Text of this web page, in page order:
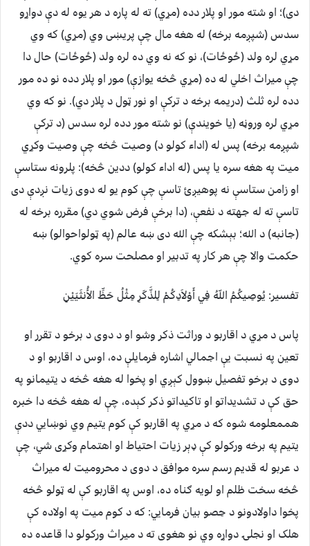
دى)؛ او شته مور او پلار دده (مړي) ته له پاره د هر يوه له دې دواړو
سدس (شپږمه برخه) له هغه مال چې پريښى وي (مړي) که وي
مړي لره ولد (ځوځات)، نو که نه وي ده لره ولد (ځوځات) حال دا
چې ميراث اخلي له ده (مړي څخه يوازې) مور او پلار دده نو ده مور
دده لره ثلث (دريمه برخه د ترکې او نور ټول د پلار دي). نو که وي
مړي لره وروڼه (يا خويندې) نو شته مور دده لره سدس (د ترکې
شپږمه برخه) پس له (اداء کولو د) وصيت څخه چې وصيت وکړي
ميت په هغه سره يا پس (له اداء کولو) ددين څخه): پلرونه ستاسې
او زامن ستاسې نه پوهيږئ تاسې چې کوم يو له دوى زيات نږدې دى
تاسې ته له جهته د نفعې، (دا برخې فرض شوي دي) مقرره برخه له
(جانبه) د الله؛ بېشکه چې الله دى ښه عالم (په ټولواحوالو) ښه
حکمت والا چې هر کار په تدبير او مصلحت سره کوي.
تفسیر: يُوصِيكُمُ اللّهُ فِي أَوْلاَدِكُمْ لِلذَّكَرِ مِثْلُ حَظِّ الأُنثَيَيْنِ
پاس د مړي د اقاربو د وراثت ذکر وشو او د دوى د برخو د تقرر او
تعين په نسبت يې اجمالي اشاره فرمايلې ده، اوس د اقاربو او د
دوى د برخو تفصيل ښوول کېږي او پخوا له هغه څخه د يتيمانو په
حق کې د تشديداتو او تاکيداتو ذکر کېده، چې له هغه څخه دا خبره
هممعلومه شوه که د مړي په اقاربو کې کوم يتيم وي نوښايي ددې
يتيم په برخه ورکولو کې ډېر زيات احتياط او اهتمام وکړى شي، چې
د عربو له قديم رسم سره موافق د دوى د محروميت له ميراث
څخه سخت ظلم او لويه ګناه ده، اوس په اقاربو کې له ټولو څخه
پخوا داولادونو د حِصو بيان فرمايي: که د کوم ميت په اولاده کې
هلک او نجلۍ دواړه وي نو هغوى ته د ميراث ورکولو دا قاعده ده